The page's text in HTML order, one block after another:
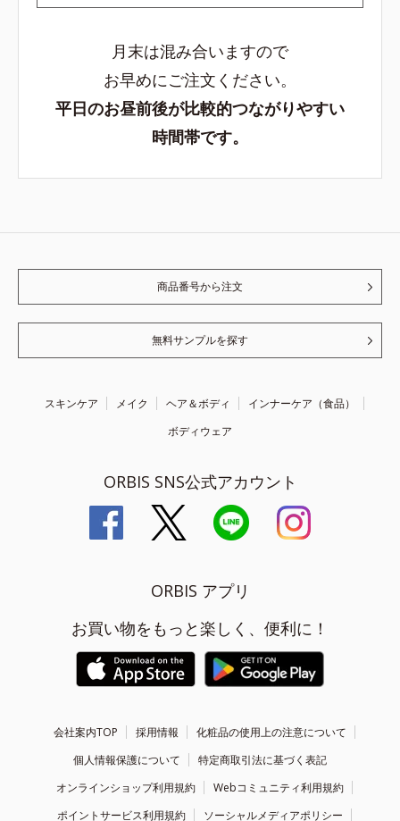
月末は混み合いますので
お早めにご注文ください。
平日のお昼前後が比較的つながりやすい
時間帯です。
商品番号から注文
無料サンプルを探す
スキンケア メイク ヘア＆ボディ
インナーケア（食品）
ボディウェア
ORBIS SNS公式アカウント
ORBIS アプリ
お買い物をもっと楽しく、便利に！
会社案内TOP 採用情報
化粧品の使用上の注意について
個人情報保護について
特定商取引法に基づく表記
オンラインショップ利用規約
Webコミュニティ利用規約
ポイントサービス利用規約
ソーシャルメディアポリシー